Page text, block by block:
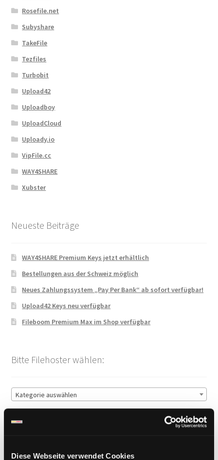
Diese Webseite verwendet Cookies
Rosefile.net
Subyshare
TakeFile
Tezfiles
Turbobit
Upload42
Uploadboy
UploadCloud
Uploady.io
VipFile.cc
WAY4SHARE
Xubster
Neueste Beiträge
WAY4SHARE Premium Keys jetzt erhältlich
Bestellungen aus der Schweiz möglich
Neues Zahlungssystem „Pay Per Bank“ ab sofort verfügbar!
Upload42 Keys neu verfügbar
Fileboom Premium Max im Shop verfügbar
Bitte Filehoster wählen:
Kategorie auswählen